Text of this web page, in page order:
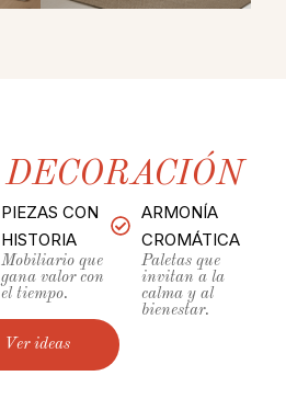
DECORACIÓN
PIEZAS CON
HISTORIA
Mobiliario que
gana valor con
el tiempo.
ARMONÍA
CROMÁTICA
Paletas que
invitan a la
calma y al
bienestar.
Ver ideas